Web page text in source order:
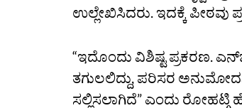
ಉಲ್ಲೇಖಿಸಿದರು. ಇದಕ್ಕೆ ಪೀಠವು
“ಇದೊಂದು ವಿಶಿಷ್ಟ ಪ್ರಕರಣ.
ತಗುಲಲಿದ್ದು, ಪರಿಸರ
ಸಲ್ಲಿಸಲಾಗಿದೆ” ಎಂದು ರೋಹಟ್ಗಿ